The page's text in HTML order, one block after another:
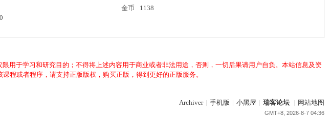
金币
1138
0
用于学习和研究目的；不得将上述内容用于商业或者非法用途，否则，一切后果请用户自负。本站信息及资
程或者程序，请支持正版版权，购买正版，得到更好的正版服务。
Archiver | 手机版 | 小黑屋 | 瑞客论坛 | 网站地图
GMT+8, 2026-8-7 04:36